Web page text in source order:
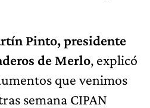
Pinto, presidente
de Merlo, explicó
que venimos
semana CIPAN